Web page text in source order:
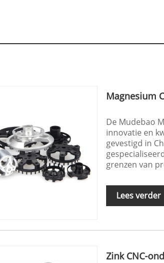
Magnesium
De Mudebao
innovatie en
gevestigd in
grenzen van
Lees verder
Zink CNC-